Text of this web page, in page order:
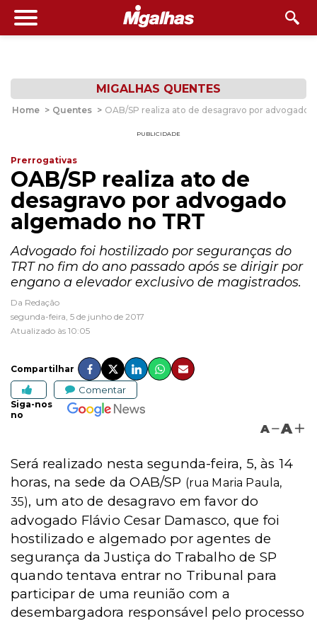
MIGALHAS QUENTES
Home > Quentes > OAB/SP realiza ato de desagravo por advogado
PUBLICIDADE
Prerrogativas
OAB/SP realiza ato de
desagravo por advogado
algemado no TRT
Advogado foi hostilizado por seguranças do
TRT no fim do ano passado após se dirigir por
engano a elevador exclusivo de magistrados.
Da Redação
segunda-feira, 5 de junho de 2017
Atualizado às 10:05
Compartilhar
Comentar
Siga-nos
no
A A
Será realizado nesta segunda-feira, 5, às 14
horas, na sede da OAB/SP (rua Maria Paula,
35), um ato de desagravo em favor do
advogado Flávio Cesar Damasco, que foi
hostilizado e algemado por agentes de
segurança da Justiça do Trabalho de SP
quando tentava entrar no Tribunal para
participar de uma reunião com a
desembargadora responsável pelo processo